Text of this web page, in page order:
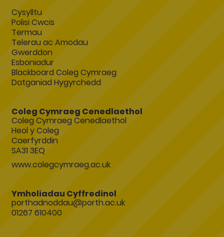
Cysylltu
Polisi Cwcis
Termau
Telerau ac Amodau
Gwerddon
Esboniadur
Blackboard Coleg Cymraeg
Datganiad Hygyrchedd
Coleg Cymraeg Cenedlaethol
Coleg Cymraeg Cenedlaethol
Heol y Coleg
Caerfyrddin
SA31 3EQ
www.colegcymraeg.ac.uk
Ymholiadau Cyffredinol
porthadnoddau@porth.ac.uk
01267 610400